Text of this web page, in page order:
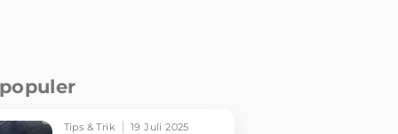
Tips & Trik 19 Juli 2025